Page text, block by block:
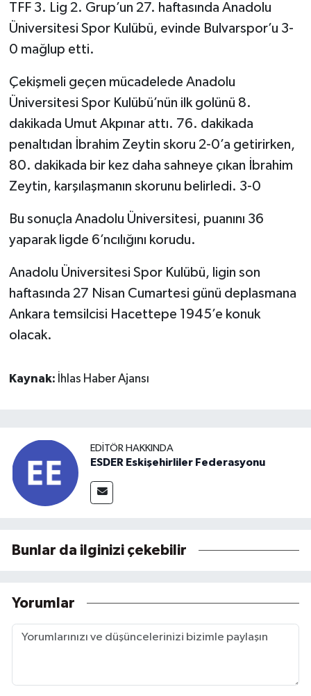
TFF 3. Lig 2. Grup’un 27. haftasında Anadolu
Üniversitesi Spor Kulübü, evinde Bulvarspor’u 3-
0 mağlup etti.
Çekişmeli geçen mücadelede Anadolu
Üniversitesi Spor Kulübü’nün ilk golünü 8.
dakikada Umut Akpınar attı. 76. dakikada
penaltıdan İbrahim Zeytin skoru 2-0’a getirirken,
80. dakikada bir kez daha sahneye çıkan İbrahim
Zeytin, karşılaşmanın skorunu belirledi. 3-0
Bu sonuçla Anadolu Üniversitesi, puanını 36
yaparak ligde 6’ncılığını korudu.
Anadolu Üniversitesi Spor Kulübü, ligin son
haftasında 27 Nisan Cumartesi günü deplasmana
Ankara temsilcisi Hacettepe 1945’e konuk
olacak.
Kaynak: İhlas Haber Ajansı
EDITÖR HAKKINDA
ESDER Eskişehirliler Federasyonu
Bunlar da ilginizi çekebilir
Yorumlar